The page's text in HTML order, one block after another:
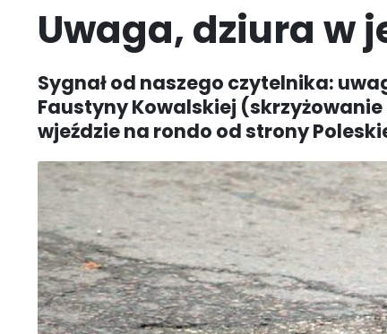
Uwaga, dziura w
Sygnał od naszego czytelnika:
Faustyny Kowalskiej
wjeździe na rondo od strony